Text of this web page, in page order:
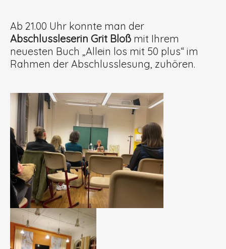
Ab 21.00 Uhr konnte man der
Abschlussleserin Grit Bloß mit Ihrem
neuesten Buch „Allein los mit 50 plus“ im
Rahmen der Abschlusslesung, zuhören.